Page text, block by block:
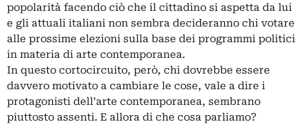
popolarità facendo ciò che il cittadino si aspetta da lui
e gli attuali italiani non sembra decideranno chi votare
alle prossime elezioni sulla base dei programmi politici
in materia di arte contemporanea.
In questo cortocircuito, però, chi dovrebbe essere
davvero motivato a cambiare le cose, vale a dire i
protagonisti dell’arte contemporanea, sembrano
piuttosto assenti. E allora di che cosa parliamo?